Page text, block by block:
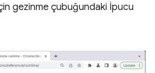
gezinme çubuğundaki İpucu